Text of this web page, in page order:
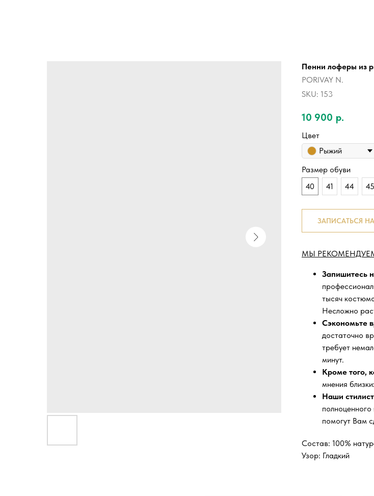
Пенни лоферы из
PORIVAY N.
SKU: 153
10 900 р.
Цвет
Рыжий
Размер обуви
40
41 44 45
ЗАПИСАТЬСЯ
МЫ
Запишитесь
тысяч
Несложно
Сэкономьте
достаточно
требует
минут.
Кроме того,
мнения
Наши
помогут Вам
Состав: 100%
Узор: Гладкий